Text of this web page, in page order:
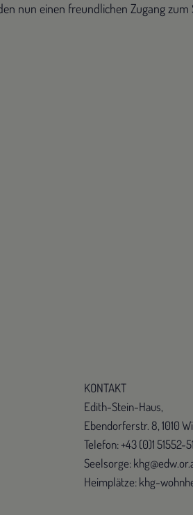
nun einen freundlichen Zugang
KONTAKT
Edith-Stein-Haus,
Ebendorferstr. 8, 1010
Telefon: +43 (0)1 51552-
Seelsorge:
Heimplätze: khg-